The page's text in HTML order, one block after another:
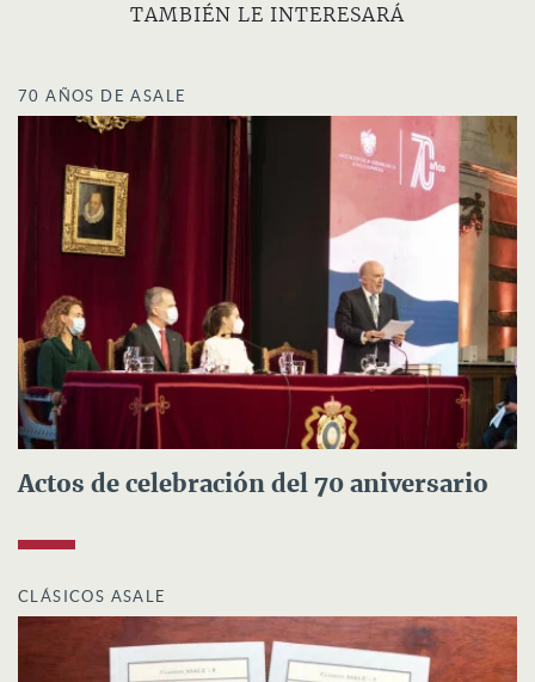
TAMBIÉN LE INTERESARÁ
70 AÑOS DE ASALE
Actos de celebración del 70 aniversario
CLÁSICOS ASALE